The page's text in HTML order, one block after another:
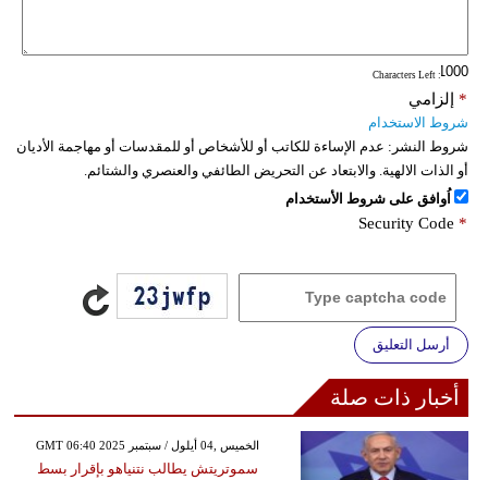
: Characters Left
إلزامي *
شروط الاستخدام
شروط النشر: عدم الإساءة للكاتب أو للأشخاص أو للمقدسات أو مهاجمة الأديان
أو الذات الالهية. والابتعاد عن التحريض الطائفي والعنصري والشتائم.
اُوافق على شروط الأستخدام
Security Code *
أرسل التعليق
أخبار ذات صلة
GMT 06:40 2025 الخميس ,04 أيلول / سبتمبر
سموتريتش يطالب نتنياهو بإقرار بسط